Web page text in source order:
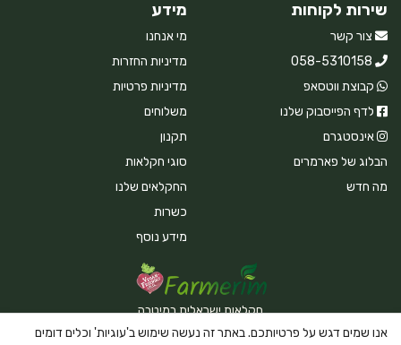
שירות לקוחות
צור קשר
058-5310158
קבוצת ווטסאפ
לדף הפייסבוק שלנו
אינסטגרם
הבלוג של פארמרים
מה חדש
מידע
מי אנחנו
מדיניות החזרות
מדיניות פרטיות
משלוחים
תקנון
סוגי חקלאות
החקלאים שלנו
כשרות
מידע נוסף
חקלאות ישראלית במיטבה
אנו שמים דגש על פרטיותכם. באתר זה נעשה שימוש ב'עוגיות' וכלים דומים